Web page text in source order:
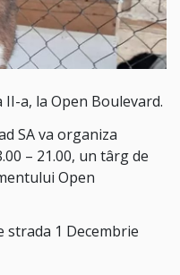
a, la Open Boulevard.
SA va organiza
– 21.00, un târg de
Open
strada 1 Decembrie